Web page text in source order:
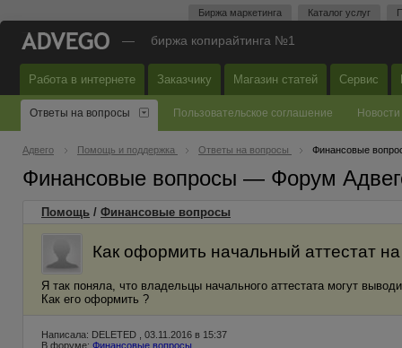
Биржа маркетинга Каталог услуг
— биржа копирайтинга №1
Работа в интернете Заказчику Магазин статей Сервис
Ответы на вопросы Пользовательское соглашение Новости
Адвего Помощь и поддержка Ответы на вопросы Финансовые
Финансовые вопросы — Форум
Помощь / Финансовые вопросы
Как оформить начальный аттестат
Я так поняла, что владельцы начального аттестата могут
Как его оформить ?
Написала: DELETED , 03.11.2016 в 15:37
В форуме: Финансовые вопросы